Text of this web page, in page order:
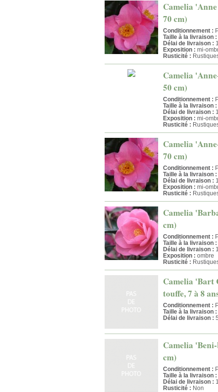
Camelia
70 cm)
Conditionnement :
Taille à la livraison :
Délai de livraison :
Exposition : mi-
Rusticité :
Camelia
50 cm)
Conditionnement :
Taille à la livraison :
Délai de livraison :
Exposition : mi-
Rusticité :
Camelia
70 cm)
Conditionnement :
Taille à la livraison :
Délai de livraison :
Exposition : mi-
Rusticité :
Camelia
cm)
Conditionnement :
Taille à la livraison :
Délai de livraison :
Exposition : ombre
Rusticité :
Camelia 'Bart
touffe, 7 à 8
Conditionnement :
Taille à la livraison :
Délai de livraison :
Camelia
cm)
Conditionnement :
Taille à la livraison :
Délai de livraison :
Rusticité : Non